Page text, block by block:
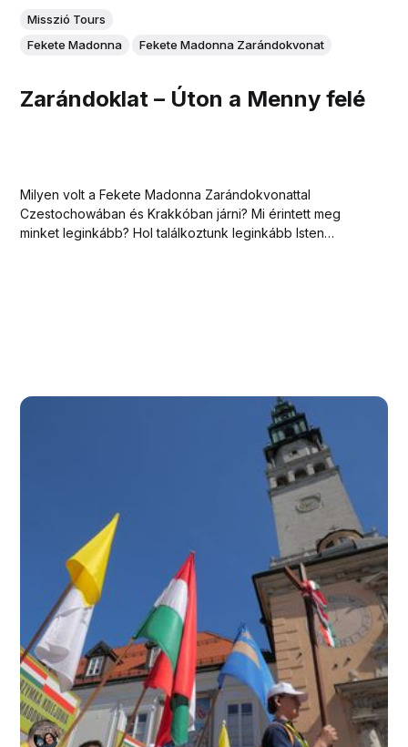
Misszió Tours
Fekete Madonna
Fekete Madonna Zarándokvonat
Zarándoklat – Úton a Menny felé
Milyen volt a Fekete Madonna Zarándokvonattal
Czestochowában és Krakkóban járni? Mi érintett meg
minket leginkább? Hol találkoztunk leginkább Isten